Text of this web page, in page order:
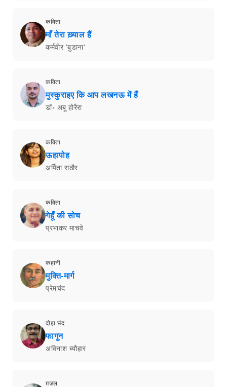
कविता
माँ तेरा ख़्याल हैं
कर्मवीर 'बुडाना'
कविता
मुस्कुराइए कि आप लखनऊ में हैं
डॉ॰ अबू होरैरा
कविता
ऊहापोह
अर्पिता राठौर
कविता
गेहूँ की सोच
प्रभाकर माचवे
कहानी
मुक्ति-मार्ग
प्रेमचंद
दोहा छंद
फागुन
अविनाश ब्यौहार
ग़ज़ल